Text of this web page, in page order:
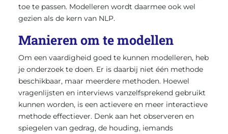
toe te passen. Modelleren wordt daarmee ook wel
gezien als de kern van NLP.
Manieren om te modellen
Om een vaardigheid goed te kunnen modelleren, heb
je onderzoek te doen. Er is daarbij niet één methode
beschikbaar, maar meerdere methoden. Hoewel
vragenlijsten en interviews vanzelfsprekend gebruikt
kunnen worden, is een actievere en meer interactieve
methode effectiever. Denk aan het observeren en
spiegelen van gedrag, de houding, iemands